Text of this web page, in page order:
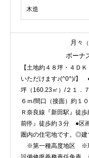
木造
月々
ボーナ
【土地約４８坪・４Ｄ
いただけます♪(^0^)/】
坪（160.23㎡）/２１．
６ｍ/間口（接面）約
Ｒ奈良線『新田駅』徒
前停』徒歩約３分 ●区
圏内の住宅地です。◎建
※第一種高度地区 ※